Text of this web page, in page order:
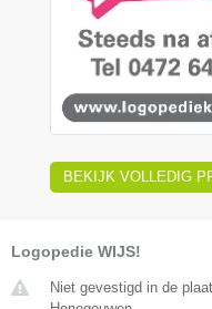
BEKIJK VOLLEDIG
Logopedie WIJS!
Niet gevestigd in de